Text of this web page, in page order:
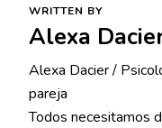
WRITTEN BY
Alexa
Alexa Dacier /
pareja
Todos necesitamos